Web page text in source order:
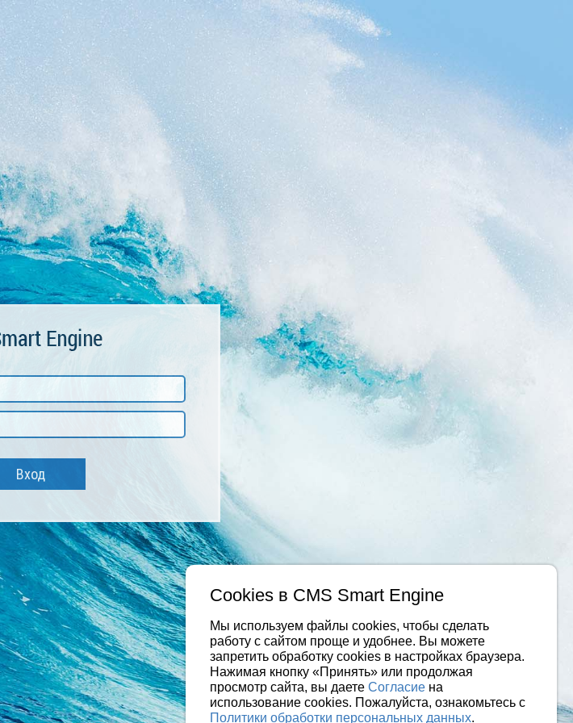
Cookies в CMS Smart Engine
Мы используем файлы cookies, чтобы сделать
работу с сайтом проще и удобнее. Вы можете
запретить обработку сookies в настройках браузера.
Нажимая кнопку «Принять» или продолжая
просмотр сайта, вы даете Согласие на
использование cookies. Пожалуйста, ознакомьтесь с
Политики обработки персональных данных.